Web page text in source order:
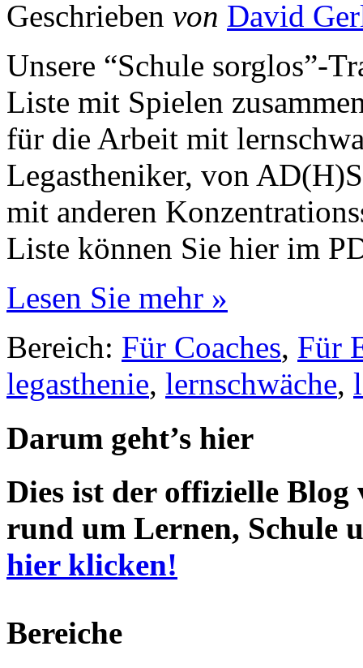
Geschrieben von David
Unsere “Schule sorglos”-
Liste mit Spielen
für die Arbeit mit
Legastheniker, von
mit anderen
Liste können Sie hier im
Lesen Sie mehr »
Bereich: Für Coaches, Für
legasthenie, lernschwäche,
Darum geht’s hier
Dies ist der offizielle
rund um Lernen, Schule
hier klicken!
Bereiche